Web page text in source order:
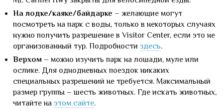
На лодке/каяке/байдарке – желающие могут
посмотреть на парк с воды, только в некоторых случаях
нужно получить разрешение в Visitor Center, если это не
организованный тур. Подробности здесь.
Верхом – можно изучить парк на лошади, муле или
ослике. Для однодневных поездок никаких
специальных разрешений не требуется. Максимальный
размер группы – шесть животных. Где искать животных,
читайте на этом сайте.